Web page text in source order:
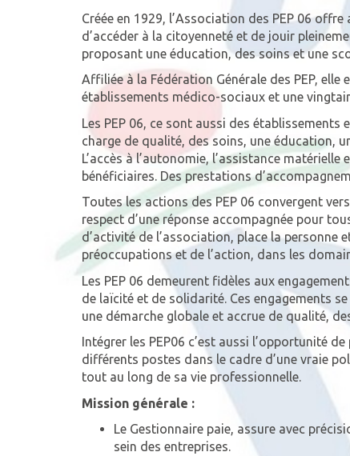
Créée en 1929, l’Association des PEP 06
d’accéder à la citoyenneté et de jouir
proposant une éducation, des soins et une
Affiliée à la Fédération Générale des PEP,
établissements médico-sociaux et une
Les PEP 06, ce sont aussi des
charge de qualité, des soins, une éducation,
L’accès à l’autonomie, l’assistance
bénéficiaires. Des prestations
Toutes les actions des PEP 06 convergent
respect d’une réponse accompagnée pour
d’activité de l’association, place la
préoccupations et de l’action, dans les
Les PEP 06 demeurent fidèles aux
de laïcité et de solidarité. Ces engagements
une démarche globale et accrue de qualité,
Intégrer les PEP06 c’est aussi l’opportunité
différents postes dans le cadre d’une vraie
tout au long de sa vie professionnelle.
Mission générale :
Le Gestionnaire paie, assure avec
sein des entreprises.